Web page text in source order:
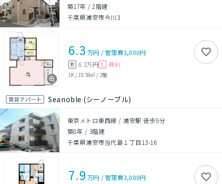
築17年 /2階建
千葉県浦安市今川3
6.3 万円 /管理費3,000円
敷 6.3万円 礼 無料
1K / 19.58㎡ / 2階
賃貸アパート Seanoble (シーノーブル)
東京メトロ東西線 / 浦安駅 徒歩5分
築8年 / 3階建
千葉県浦安市当代島１丁目13-16
7.9 万円 /管理費3,000円